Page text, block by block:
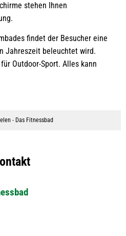
stehen Ihnen
findet der Besucher eine
Jahreszeit beleuchtet wird.
Outdoor-Sport. Alles kann
- Das Fitnessbad